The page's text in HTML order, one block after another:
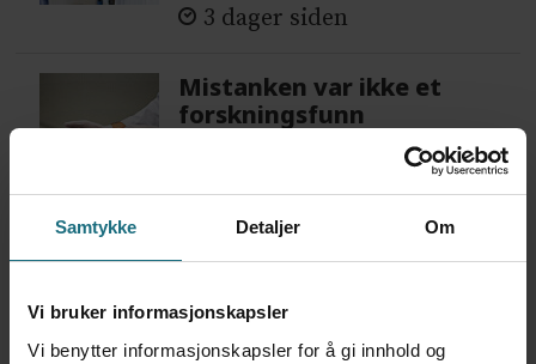
Samtykke Detaljer Om
Vi bruker informasjonskapsler
Vi benytter informasjonskapsler for å gi innhold og
3 dager siden
Mistanken var ikke et
forskningsfunn